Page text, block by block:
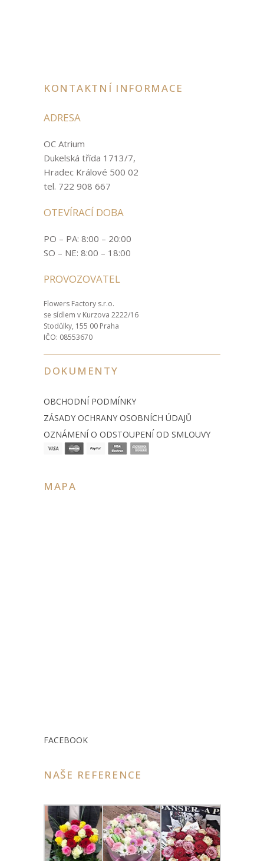
KONTAKTNÍ INFORMACE
ADRESA
OC Atrium
Dukelská třída 1713/7,
Hradec Králové 500 02
tel. 722 908 667
OTEVÍRACÍ DOBA
PO – PA: 8:00 – 20:00
SO – NE: 8:00 – 18:00
PROVOZOVATEL
Flowers Factory s.r.o.
se sídlem v Kurzova 2222/16
Stodůlky, 155 00 Praha
IČO: 08553670
DOKUMENTY
OBCHODNÍ PODMÍNKY
ZÁSADY OCHRANY OSOBNÍCH ÚDAJŮ
OZNÁMENÍ O ODSTOUPENÍ OD SMLOUVY
MAPA
FACEBOOK
NAŠE REFERENCE